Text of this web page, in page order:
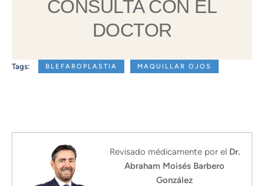
CONSULTA CON EL
DOCTOR
Tags: BLEFAROPLASTIA MAQUILLAR OJOS
Revisado médicamente por el Dr.
Abraham Moisés Barbero
González